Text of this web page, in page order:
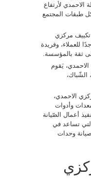
الاحمدي لأرتفاع
طبقات المجتمع
تكييف مركزي
للعملاء، وفريدة
ثقة بالمؤسسة.
يَقوم
الشّباك،
الاحمدي،
وأدوات
أعمال الصّيانة
تساعد في
وحدات